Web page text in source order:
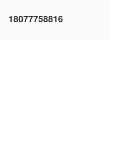
18077758816